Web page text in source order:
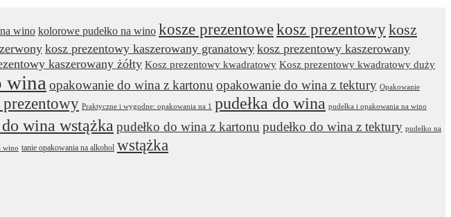
wino kolorowe pudełko na wino kosze prezentowekosz prezentowykosz
kosz prezentowy kaszerowany granatowy kosz prezentowy kaszerowany
kaszerowany żółty Kosz prezentowy kwadratowy Kosz prezentowy kwadratowy duży
wina opakowanie do wina z kartonu opakowanie do wina z tektury Opakowanie
Praktyczne i wygodne: opakowania na 1 pudełka do wina pudełka i opakowania na wino
wina wstążka pudełko do wina z kartonu pudełko do wina z tektury pudełko na
wino tanie opakowania na alkohol wstążka